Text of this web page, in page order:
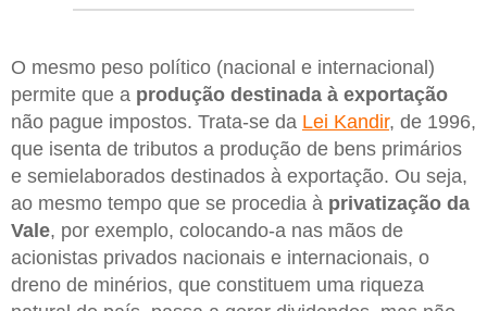
O mesmo peso político (nacional e internacional)
permite que a produção destinada à exportação
não pague impostos. Trata-se da Lei Kandir, de 1996,
que isenta de tributos a produção de bens primários
e semielaborados destinados à exportação. Ou seja,
ao mesmo tempo que se procedia à privatização da
Vale, por exemplo, colocando-a nas mãos de
acionistas privados nacionais e internacionais, o
dreno de minérios, que constituem uma riqueza